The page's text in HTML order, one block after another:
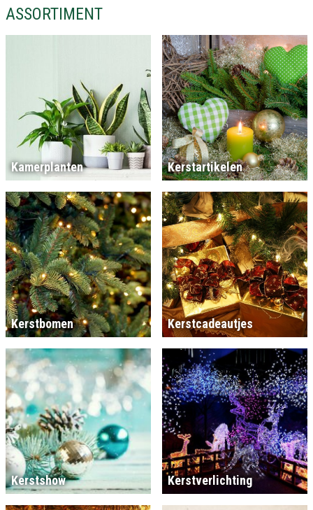
ASSORTIMENT
Kamerplanten Kerstartikelen
Kerstbomen Kerstcadeautjes
Kerstshow Kerstverlichting